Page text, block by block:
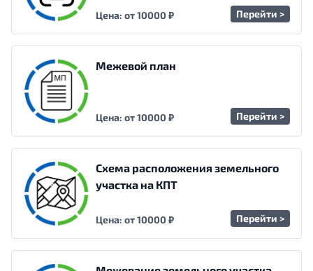
Цена: от 10000 ₽ Перейти >
Межевой план
Цена: от 10000 ₽ Перейти >
Схема расположения земельного
участка на КПТ
Цена: от 10000 ₽ Перейти >